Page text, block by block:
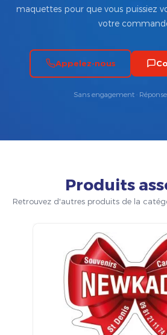
maquettes pour que vous puissiez
votre
Appelez-nous
Sans engagement ·
Produits
Retrouvez d'autres produits de la